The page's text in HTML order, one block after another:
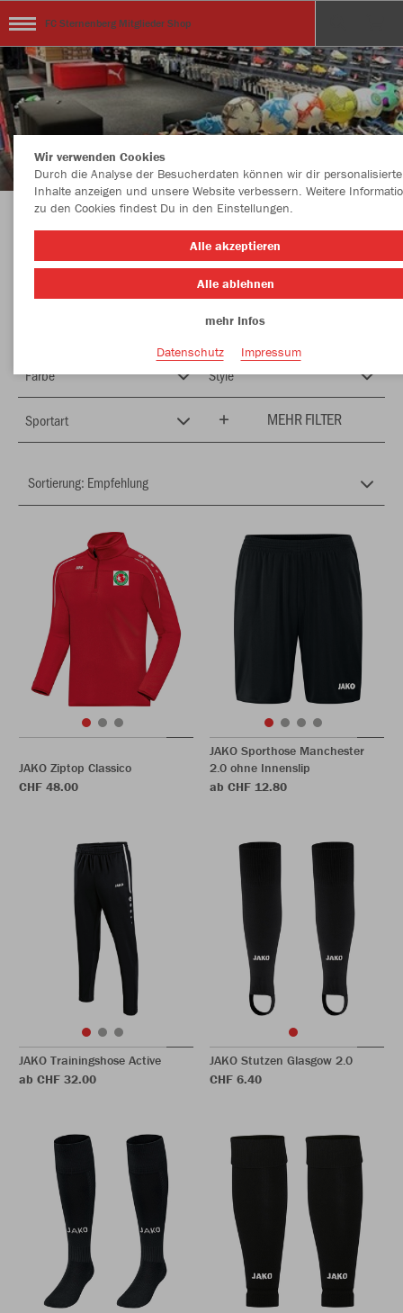
FC Sternenberg Mitglieder Shop
Alle Oberteile sind mit dem FC Sternenberg
Logo Bedruckt oder Team Schwarzwasser
Nummern oder Initialen Fr. 6.- pro Druck
Farbe Style
Sportart MEHR FILTER
JAKO Ziptop Classico
CHF 48.00
JAKO Sporthose Manchester
2.0 ohne Innenslip
ab CHF 12.80
JAKO Trainingshose Active
ab CHF 32.00
JAKO Stutzen Glasgow 2.0
CHF 6.40
Wir verwenden Cookies
Durch die Analyse der Besucherdaten können wir dir personalisierte
Inhalte anzeigen und unsere Website verbessern. Weitere
zu den Cookies findest Du in den Einstellungen.
Alle akzeptieren
Alle ablehnen
mehr Infos
Datenschutz
Impressum